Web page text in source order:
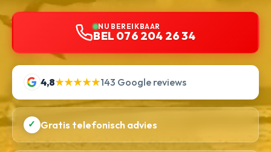
NU BEREIKBAAR
BEL 076 204 26 34
4,8★★★★★143 Google reviews
✓ Gratis telefonisch advies